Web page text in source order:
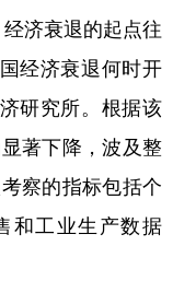
政务
汽车
数字经济
溯源中国
济衰退的起点往
经济衰退何时开
研究所。根据该
著下降，波及整
察的指标包括个
和工业生产数据